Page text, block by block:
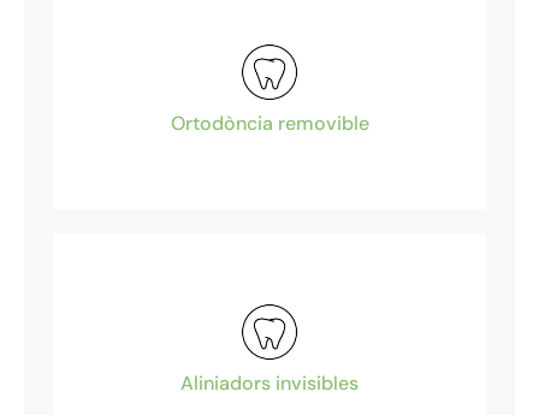
Ortodòncia removible
Aliniadors invisibles